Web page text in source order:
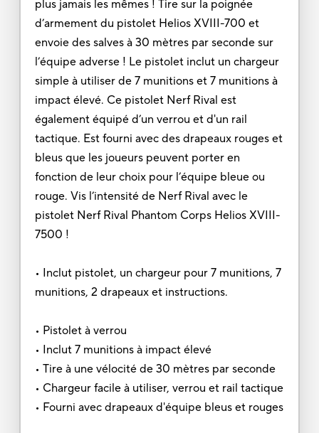
plus jamais les mêmes ! Tire sur la poignée
d’armement du pistolet Helios XVIII-700 et
envoie des salves à 30 mètres par seconde sur
l’équipe adverse ! Le pistolet inclut un chargeur
simple à utiliser de 7 munitions et 7 munitions à
impact élevé. Ce pistolet Nerf Rival est
également équipé d’un verrou et d'un rail
tactique. Est fourni avec des drapeaux rouges et
bleus que les joueurs peuvent porter en
fonction de leur choix pour l’équipe bleue ou
rouge. Vis l’intensité de Nerf Rival avec le
pistolet Nerf Rival Phantom Corps Helios XVIII-
7500 !
• Inclut pistolet, un chargeur pour 7 munitions, 7
munitions, 2 drapeaux et instructions.
• Pistolet à verrou
• Inclut 7 munitions à impact élevé
• Tire à une vélocité de 30 mètres par seconde
• Chargeur facile à utiliser, verrou et rail tactique
• Fourni avec drapeaux d'équipe bleus et rouges